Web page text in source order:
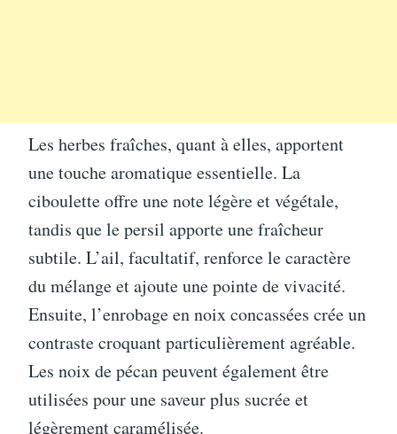
Les herbes fraîches, quant à elles, apportent
une touche aromatique essentielle. La
ciboulette offre une note légère et végétale,
tandis que le persil apporte une fraîcheur
subtile. L’ail, facultatif, renforce le caractère
du mélange et ajoute une pointe de vivacité.
Ensuite, l’enrobage en noix concassées crée un
contraste croquant particulièrement agréable.
Les noix de pécan peuvent également être
utilisées pour une saveur plus sucrée et
légèrement caramélisée.